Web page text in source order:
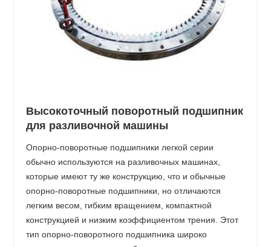
Высокоточный поворотный подшипник
для разливочной машины
Опорно-поворотные подшипники легкой серии
обычно используются на разливочных машинах,
которые имеют ту же конструкцию, что и обычные
опорно-поворотные подшипники, но отличаются
легким весом, гибким вращением, компактной
конструкцией и низким коэффициентом трения. Этот
тип опорно-поворотного подшипника широко